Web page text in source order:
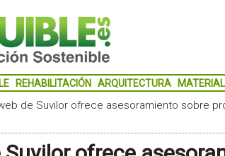
REHABILITACIÓN ARQUITECTURA
de Suvilor ofrece asesoramiento sobre